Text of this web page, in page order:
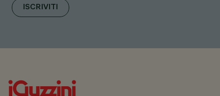
ISCRIVITI